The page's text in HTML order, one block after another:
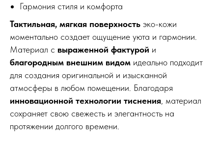
Гармония стиля и комфорта
Тактильная, мягкая поверхность эко-кожи
моментально создает ощущение уюта и гармонии.
Материал с выраженной фактурой и
благородным внешним видом идеально подходит
для создания оригинальной и изысканной
атмосферы в любом помещении. Благодаря
инновационной технологии тиснения, материал
сохраняет свою свежесть и элегантность на
протяжении долгого времени.